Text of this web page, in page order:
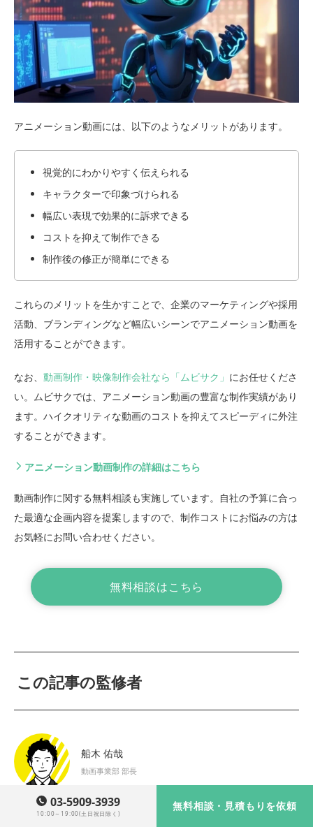
アニメーション動画には、以下のようなメリットがあります。
視覚的にわかりやすく伝えられる
キャラクターで印象づけられる
幅広い表現で効果的に訴求できる
コストを抑えて制作できる
制作後の修正が簡単にできる
これらのメリットを生かすことで、企業のマーケティングや採用
活動、ブランディングなど幅広いシーンでアニメーション動画を
活用することができます。
なお、 動画制作・映像制作会社なら「ムビサク」 にお任せくださ
い。ムビサクでは、アニメーション動画の豊富な制作実績があり
ます。ハイクオリティな動画のコストを抑えてスピーディに外注
することができます。
アニメーション動画制作の詳細はこちら
動画制作に関する無料相談も実施しています。自社の予算に合っ
た最適な企画内容を提案しますので、制作コストにお悩みの方は
お気軽にお問い合わせください。
無料相談はこちら
この記事の監修者
船木 佑哉
動画事業部 部長
1986年生まれ、千葉県出身。大学を卒業後、金融系企業にて新
03-5909-3939
10:00～19:00(土日祝日除く)
無料相談・見積もりを依頼